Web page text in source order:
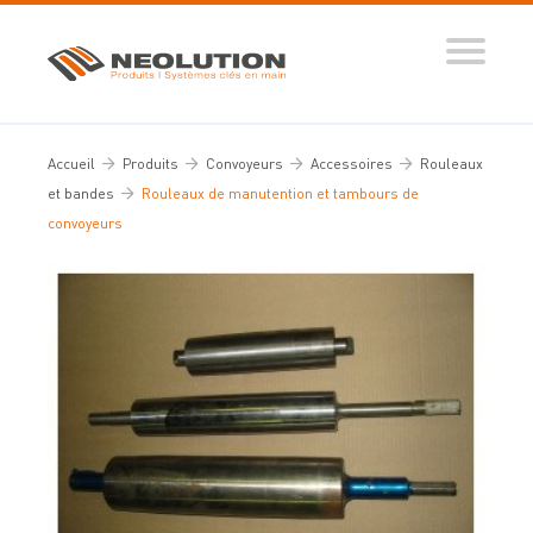
Produits
Ingénierie des flux
Conseils d’expert
Dictionnaire de la manutention
Guide de sélection
Accueil Produits Convoyeurs Accessoires
Rouleaux
et bandes
Rouleaux de manutention et tambours de
convoyeurs